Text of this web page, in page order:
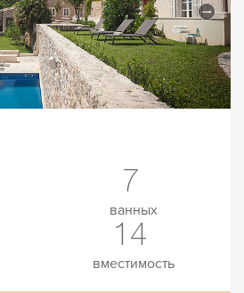
7
ванных
14
вместимость